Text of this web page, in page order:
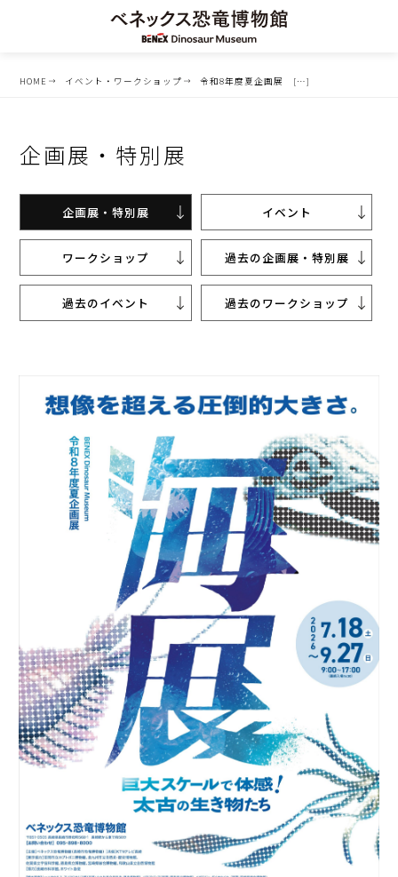
HOME イベント・ワークショップ 令和8年度夏企画展 […]
企画展・特別展
企画展・特別展 イベント
ワークショップ 過去の企画展・特別展
過去のイベント 過去のワークショップ